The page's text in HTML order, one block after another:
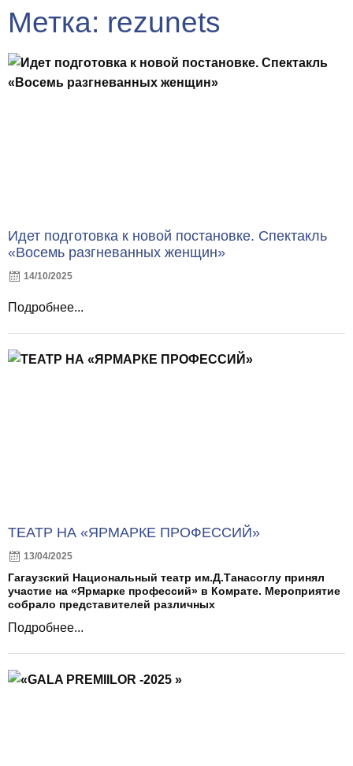
Метка: rezunets
Идет подготовка к новой постановке. Спектакль
«Восемь разгневанных женщин»
14/10/2025
Подробнее...
ТЕАТР НА «ЯРМАРКЕ ПРОФЕССИЙ»
13/04/2025
Гагаузский Национальный театр им.Д.Танасоглу принял
участие на «Ярмарке профессий» в Комрате. Мероприятие
собрало представителей различных
Подробнее...